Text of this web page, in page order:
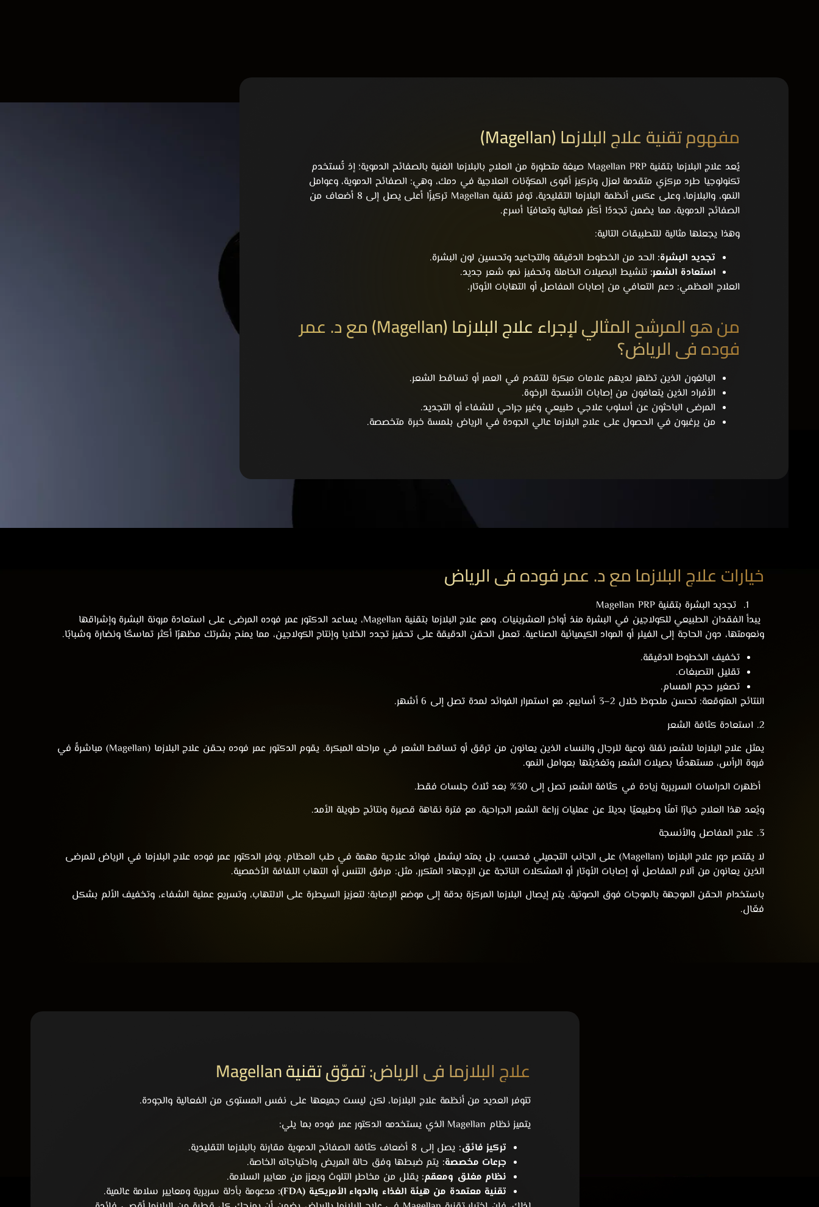
مفهوم تقنية علاج البلازما (Magellan)
يُعد علاج البلازما
بتقنية Magellan PRP صيغة متطورة من العلاج بالبلازما الغنية بالصفائح الدموية؛ إذ تُستخدم
تكنولوجيا طرد مركزي متقدمة لعزل وتركيز أقوى المكوّنات العلاجية في دمك، وهي: الصفائح الدموية، وعوامل
النمو، والبلازما، وعلى عكس أنظمة البلازما التقليدية، توفر تقنية Magellan تركيزًا أعلى يصل إلى 8 أضعاف من
الصفائح الدموية، مما يضمن تجددًا أكثر فعالية وتعافيًا أسرع.
وهذا يجعلها مثالية للتطبيقات التالية:
تجديد البشرة: الحد من الخطوط الدقيقة والتجاعيد وتحسين لون البشرة.
استعادة الشعر: تنشيط البصيلات الخاملة وتحفيز نمو شعر جديد.
العلاج العظمي: دعم التعافي من إصابات المفاصل أو التهابات الأوتار.
من هو المرشح المثالي لإجراء علاج البلازما (Magellan) مع د. عمر
فوده في الرياض؟
البالغون الذين تظهر لديهم علامات مبكرة للتقدم في العمر أو تساقط الشعر.
الأفراد الذين يتعافون من إصابات الأنسجة الرخوة.
المرضى الباحثون عن أسلوب علاجي طبيعي وغير جراحي للشفاء أو التجديد.
من يرغبون في الحصول على علاج البلازما عالي الجودة في الرياض بلمسة خبرة متخصصة.
خيارات علاج البلازما مع د. عمر فوده في الرياض
تجديد البشرة بتقنية Magellan PRP
يبدأ الفقدان الطبيعي للكولاجين في البشرة منذ أواخر العشرينيات. ومع علاج البلازما بتقنية Magellan، يساعد الدكتور عمر فوده المرضى على استعادة مرونة البشرة وإشراقها
ونعومتها، دون الحاجة إلى الفيلر أو المواد الكيميائية الصناعية. تعمل الحقن الدقيقة على تحفيز تجدد الخلايا وإنتاج الكولاجين، مما يمنح بشرتك مظهرًا أكثر تماسكًا ونضارة وشبابًا.
تخفيف الخطوط الدقيقة.
تقليل التصبغات.
تصغير حجم المسام.
النتائج المتوقعة: تحسن ملحوظ خلال 2–3 أسابيع، مع استمرار الفوائد لمدة تصل إلى 6 أشهر.
2. استعادة كثافة الشعر
يمثل علاج البلازما للشعر نقلة نوعية للرجال والنساء الذين يعانون من ترقق أو تساقط الشعر في مراحله المبكرة. يقوم الدكتور عمر فوده بحقن علاج البلازما (Magellan) مباشرةً في
فروة الرأس، مستهدفًا بصيلات الشعر وتغذيتها بعوامل النمو.
أظهرت الدراسات السريرية زيادة في كثافة الشعر تصل إلى 30% بعد ثلاث جلسات فقط.
ويُعد هذا العلاج خيارًا آمنًا وطبيعيًا بديلاً عن عمليات زراعة الشعر الجراحية، مع فترة نقاهة قصيرة ونتائج طويلة الأمد.
3. علاج المفاصل والأنسجة
لا يقتصر دور علاج البلازما (Magellan) على الجانب التجميلي فحسب، بل يمتد ليشمل فوائد علاجية مهمة في طب العظام. يوفر الدكتور عمر فوده علاج البلازما في الرياض للمرضى
الذين يعانون من آلام المفاصل أو إصابات الأوتار أو المشكلات الناتجة عن الإجهاد المتكرر، مثل: مرفق التنس أو التهاب اللفافة الأخمصية.
باستخدام الحقن الموجهة بالموجات فوق الصوتية، يتم إيصال البلازما المركزة بدقة إلى موضع الإصابة؛ لتعزيز السيطرة على الالتهاب، وتسريع عملية الشفاء، وتخفيف الألم بشكل
فعّال.
علاج البلازما في الرياض: تفوّق تقنية Magellan
تتوفر العديد من أنظمة علاج البلازما، لكن ليست جميعها على نفس المستوى من الفعالية والجودة.
يتميز نظام Magellan الذي يستخدمه الدكتور عمر فوده بما يلي:
تركيز فائق: يصل إلى 8 أضعاف كثافة الصفائح الدموية مقارنة بالبلازما التقليدية.
جرعات مخصصة: يتم ضبطها وفق حالة المريض واحتياجاته الخاصة.
نظام مغلق ومعقم: يقلل من مخاطر التلوث ويعزز من معايير السلامة.
تقنية معتمدة من هيئة الغذاء والدواء الأمريكية (FDA):
مدعومة بأدلة سريرية ومعايير سلامة عالمية.